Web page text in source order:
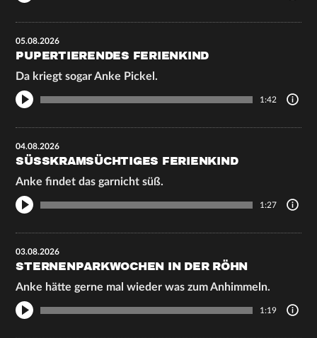
05.08.2026
PUPERTIERENDES FERIENKIND
Da kriegt sogar Anke Pickel.
1:42
04.08.2026
SÜSSKRAMSÜCHTIGES FERIENKIND
Anke findet das garnicht süß.
1:27
03.08.2026
STERNENPARKWOCHEN IN DER RÖHN
Anke hätte gerne mal wieder was zum Anhimmeln.
1:19